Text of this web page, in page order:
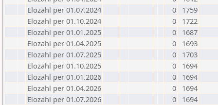
Elozahl per 01.07.2024
0
1759
Elozahl per 01.10.2024
0
1722
Elozahl per 01.01.2025
0
1687
Elozahl per 01.04.2025
0
1693
Elozahl per 01.07.2025
0
1703
Elozahl per 01.10.2025
0
1694
Elozahl per 01.01.2026
0
1694
Elozahl per 01.04.2026
0
1694
Elozahl per 01.07.2026
0
1694